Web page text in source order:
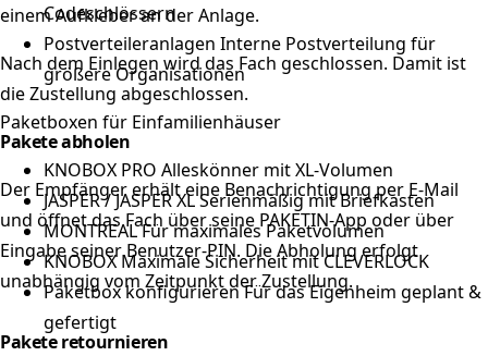
Codeschlössern
Postverteileranlagen Interne Postverteilung für
größere Organisationen
Paketboxen für Einfamilienhäuser
KNOBOX PRO Alleskönner mit XL-Volumen
JASPER / JASPER XLSerienmäßig mit Briefkasten
MONTREALFür maximales Paketvolumen
KNOBOX Maximale Sicherheit mit CLEVERLOCK
Paketbox konfigurieren Für das Eigenheim geplant &
gefertigt
einem Aufkleber an der Anlage.
Nach dem Einlegen wird das Fach geschlossen. Damit ist
die Zustellung abgeschlossen.
Pakete abholen
Der Empfänger erhält eine Benachrichtigung per E-Mail
und öffnet das Fach über seine PAKETIN-App oder über
Eingabe seiner Benutzer-PIN. Die Abholung erfolgt
unabhängig vom Zeitpunkt der Zustellung.
Pakete retournieren